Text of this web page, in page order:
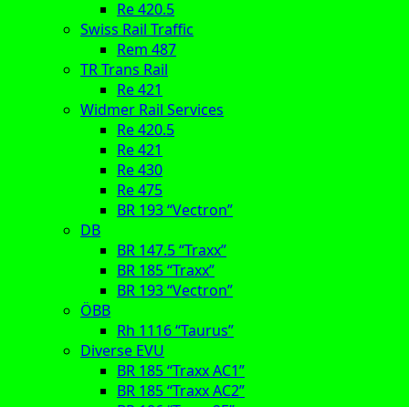
Re 420.5
Swiss Rail Traffic
Rem 487
TR Trans Rail
Re 421
Widmer Rail Services
Re 420.5
Re 421
Re 430
Re 475
BR 193 “Vectron”
DB
BR 147.5 “Traxx”
BR 185 “Traxx”
BR 193 “Vectron”
ÖBB
Rh 1116 “Taurus”
Diverse EVU
BR 185 “Traxx AC1”
BR 185 “Traxx AC2”